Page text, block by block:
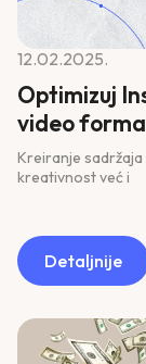
12.02.2025.
Optimizuj
video
Kreiranje sadržaja
kreativnost već i
Detaljnije